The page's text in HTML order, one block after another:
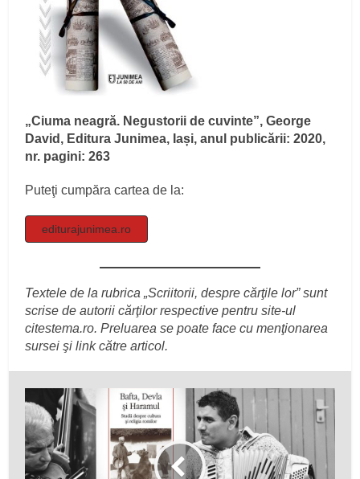
„Ciuma neagră. Negustorii de cuvinte”, George
David, Editura Junimea, Iași, anul publicării: 2020,
nr. pagini: 263
Puteţi cumpăra cartea de la:
editurajunimea.ro
Textele de la rubrica „Scriitorii, despre cărţile lor” sunt
scrise de autorii cărţilor respective pentru site-ul
citestema.ro. Preluarea se poate face cu menţionarea
sursei şi link către articol.